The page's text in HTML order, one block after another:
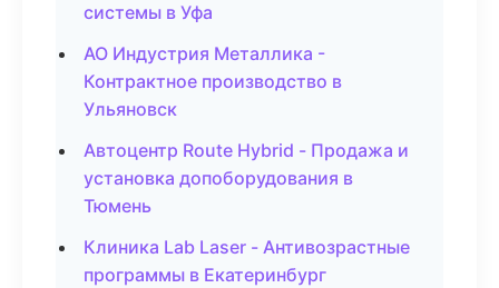
системы в Уфа
АО Индустрия Металлика -
Контрактное производство в
Ульяновск
Автоцентр Route Hybrid - Продажа и
установка допоборудования в
Тюмень
Клиника Lab Laser - Антивозрастные
программы в Екатеринбург